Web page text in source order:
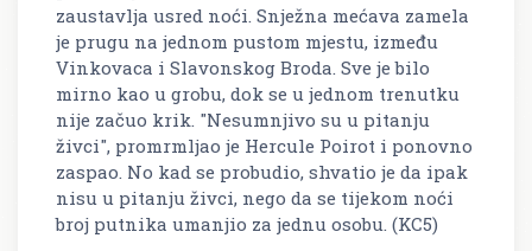
zaustavlja usred noći. Snježna mećava zamela
je prugu na jednom pustom mjestu, između
Vinkovaca i Slavonskog Broda. Sve je bilo
mirno kao u grobu, dok se u jednom trenutku
nije začuo krik. "Nesumnjivo su u pitanju
živci", promrmljao je Hercule Poirot i ponovno
zaspao. No kad se probudio, shvatio je da ipak
nisu u pitanju živci, nego da se tijekom noći
broj putnika umanjio za jednu osobu. (KC5)